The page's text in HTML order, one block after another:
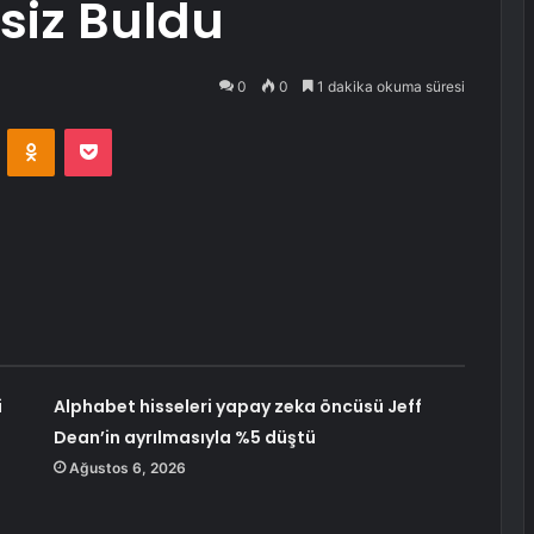
Buldu
0 0 1 dakika okuma süresi
Odnoklassniki
Pocket
Alphabet hisseleri yapay zeka öncüsü Jeff
Dean’in ayrılmasıyla %5 düştü
Ağustos 6, 2026